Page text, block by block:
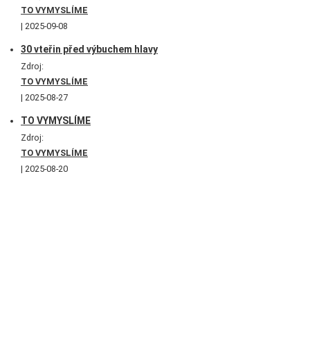
TO VYMYSLÍME
2025-09-08
30 vteřin před výbuchem hlavy
Zdroj:
TO VYMYSLÍME
2025-08-27
TO VYMYSLÍME
Zdroj:
TO VYMYSLÍME
2025-08-20